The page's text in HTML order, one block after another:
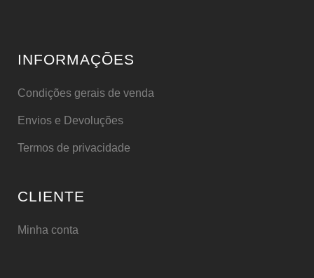
INFORMAÇÕES
Condições gerais de venda
Envios e Devoluções
Termos de privacidade
CLIENTE
Minha conta